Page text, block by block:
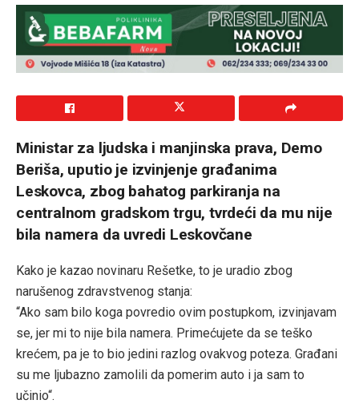
Ministar za ljudska i manjinska prava, Demo
Beriša, uputio je izvinjenje građanima
Leskovca, zbog bahatog parkiranja na
centralnom gradskom trgu, tvrdeći da mu nije
bila namera da uvredi Leskovčane
Kako je kazao novinaru Rešetke, to je uradio zbog
narušenog zdravstvenog stanja:
“Ako sam bilo koga povredio ovim postupkom, izvinjavam
se, jer mi to nije bila namera. Primećujete da se teško
krećem, pa je to bio jedini razlog ovakvog poteza. Građani
su me ljubazno zamolili da pomerim auto i ja sam to
učinio“.